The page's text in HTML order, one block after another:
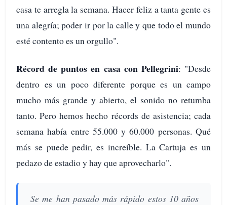
casa te arregla la semana. Hacer feliz a tanta gente es
una alegría; poder ir por la calle y que todo el mundo
esté contento es un orgullo".
Récord de puntos en casa con Pellegrini: "Desde
dentro es un poco diferente porque es un campo
mucho más grande y abierto, el sonido no retumba
tanto. Pero hemos hecho récords de asistencia; cada
semana había entre 55.000 y 60.000 personas. Qué
más se puede pedir, es increíble. La Cartuja es un
pedazo de estadio y hay que aprovecharlo".
Se me han pasado más rápido estos 10 años